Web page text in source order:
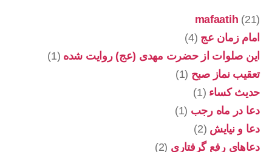
mafaatih (21)
امام زمان عج (4)
این صلوات از حضرت مهدی (عج) روایت شده (1)
تعقیب نماز صبح (1)
حدیث کساء (1)
دعا در ماه رجب (1)
دعا و نیایش (2)
دعاهای رفع گرفتاری (2)